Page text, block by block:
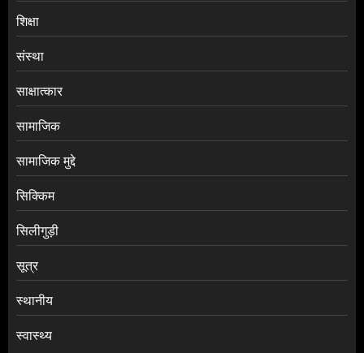
शिक्षा
संस्था
साक्षात्कार
सामाजिक
सामाजिक मुद्दे
सिक्किम
सिलीगुड़ी
सूत्र
स्थानीय
स्वास्थ्य